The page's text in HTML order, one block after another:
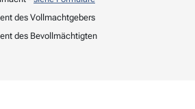
des Vollmachtgebers
des Bevollmächtigten